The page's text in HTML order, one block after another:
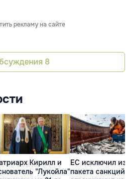
рекламу на сайте
8
Кирилл и
"Лукойла"
ЕС исключил из
пакета санкций